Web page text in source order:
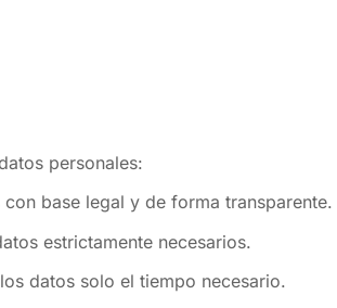
personales:
base legal y de forma transparente.
estrictamente necesarios.
datos solo el tiempo necesario.